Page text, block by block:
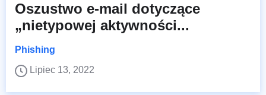
Oszustwo e-mail dotyczące
„nietypowej aktywności...
Phishing
Lipiec 13, 2022